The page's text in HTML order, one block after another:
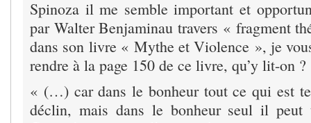
Spinoza il me semble important et
par Walter Benjaminau travers « fragment
dans son livre « Mythe et Violence », je
rendre à la page 150 de ce livre, qu’y lit-on ?
« (…) car dans le bonheur tout ce qui est
déclin, mais dans le bonheur seul il peut